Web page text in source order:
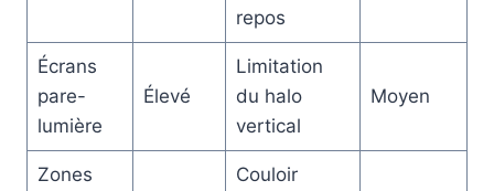
repos
Écrans
pare-
lumière
Élevé
Limitation
du halo
vertical
Moyen
Zones
Couloir